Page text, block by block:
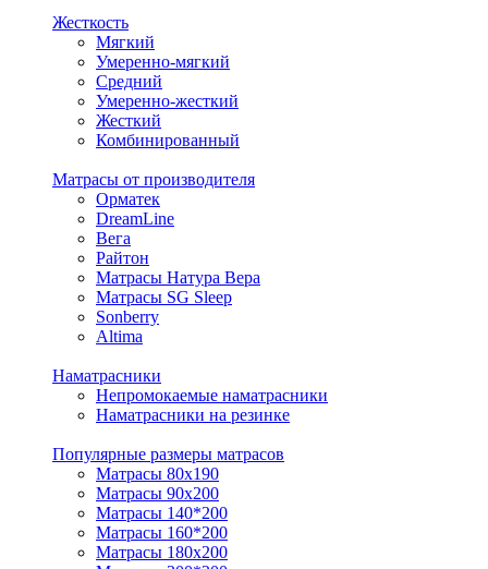
Жесткость
Мягкий
Умеренно-мягкий
Средний
Умеренно-жесткий
Жесткий
Комбинированный
Матрасы от производителя
Орматек
DreamLine
Вега
Райтон
Матрасы Натура Вера
Матрасы SG Sleep
Sonberry
Altima
Наматрасники
Непромокаемые наматрасники
Наматрасники на резинке
Популярные размеры матрасов
Матрасы 80x190
Матрасы 90x200
Матрасы 140*200
Матрасы 160*200
Матрасы 180x200